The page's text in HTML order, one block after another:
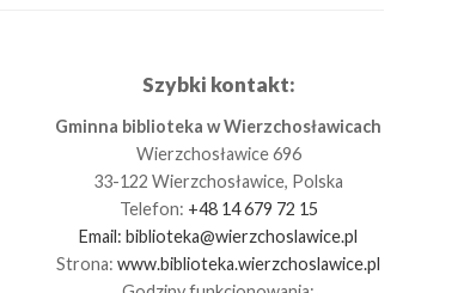
Szybki kontakt:
Gminna biblioteka w Wierzchosławicach
Wierzchosławice 696
33-122 Wierzchosławice, Polska
Telefon: +48 14 679 72 15
Email:biblioteka@wierzchoslawice.pl
Strona:www.biblioteka.wierzchoslawice.pl